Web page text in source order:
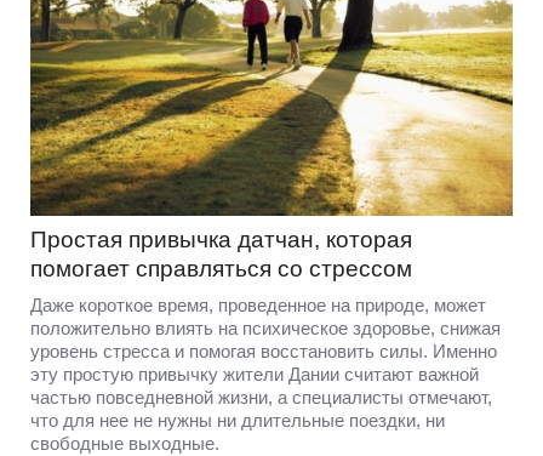
Простая привычка датчан, которая
помогает справляться со стрессом
Даже короткое время, проведенное на природе, может
положительно влиять на психическое здоровье, снижая
уровень стресса и помогая восстановить силы. Именно
эту простую привычку жители Дании считают важной
частью повседневной жизни, а специалисты отмечают,
что для нее не нужны ни длительные поездки, ни
свободные выходные.